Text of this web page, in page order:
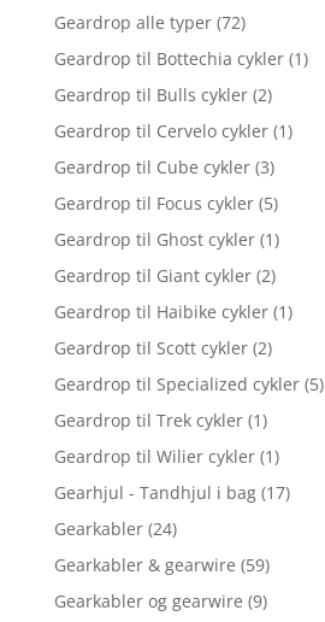
Geardrop alle typer (72)
Geardrop til Bottechia cykler (1)
Geardrop til Bulls cykler (2)
Geardrop til Cervelo cykler (1)
Geardrop til Cube cykler (3)
Geardrop til Focus cykler (5)
Geardrop til Ghost cykler (1)
Geardrop til Giant cykler (2)
Geardrop til Haibike cykler (1)
Geardrop til Scott cykler (2)
Geardrop til Specialized cykler (5)
Geardrop til Trek cykler (1)
Geardrop til Wilier cykler (1)
Gearhjul - Tandhjul i bag (17)
Gearkabler (24)
Gearkabler & gearwire (59)
Gearkabler og gearwire (9)